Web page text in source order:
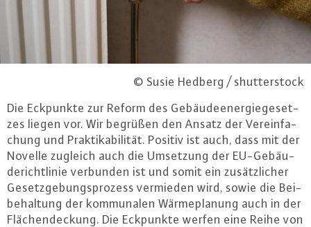
© Susie Hedberg / shutterstock
Die Eckpunkte zur Reform des Ge­bäu­de­ener­gie­ge­set­
zes liegen vor. Wir begrüßen den Ansatz der Ver­ein­fa­
chung und Prak­ti­ka­bi­li­tät. Positiv ist auch, dass mit der
Novelle zugleich auch die Umsetzung der EU-Ge­bäu­
de­richt­li­nie verbunden ist und somit ein zu­sätz­li­cher
Ge­setz­ge­bungs­pro­zess vermieden wird, sowie die Bei­
be­hal­tung der kom­mu­na­len Wär­me­pla­nung auch in der
Flä­chen­de­ckung. Die Eckpunkte werfen eine Reihe von